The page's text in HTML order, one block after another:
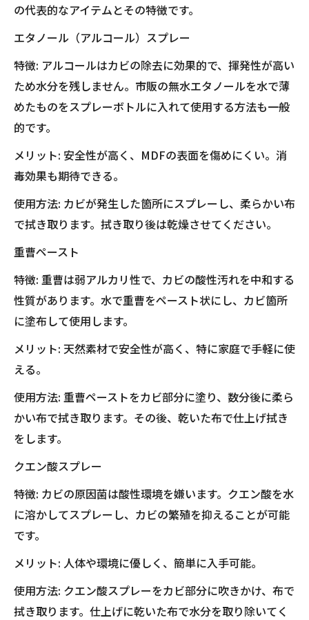
の代表的なアイテムとその特徴です。
エタノール（アルコール）スプレー
特徴: アルコールはカビの除去に効果的で、揮発性が高い
ため水分を残しません。市販の無水エタノールを水で薄
めたものをスプレーボトルに入れて使用する方法も一般
的です。
メリット: 安全性が高く、MDFの表面を傷めにくい。消
毒効果も期待できる。
使用方法: カビが発生した箇所にスプレーし、柔らかい布
で拭き取ります。拭き取り後は乾燥させてください。
重曹ペースト
特徴: 重曹は弱アルカリ性で、カビの酸性汚れを中和する
性質があります。水で重曹をペースト状にし、カビ箇所
に塗布して使用します。
メリット: 天然素材で安全性が高く、特に家庭で手軽に使
える。
使用方法: 重曹ペーストをカビ部分に塗り、数分後に柔ら
かい布で拭き取ります。その後、乾いた布で仕上げ拭き
をします。
クエン酸スプレー
特徴: カビの原因菌は酸性環境を嫌います。クエン酸を水
に溶かしてスプレーし、カビの繁殖を抑えることが可能
です。
メリット: 人体や環境に優しく、簡単に入手可能。
使用方法: クエン酸スプレーをカビ部分に吹きかけ、布で
拭き取ります。仕上げに乾いた布で水分を取り除いてく